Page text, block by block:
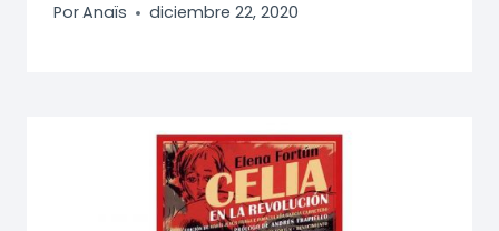
PorAnaïs diciembre 22, 2020